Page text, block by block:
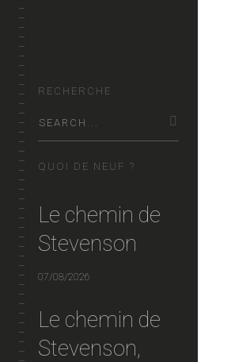
RECHERCHE
QUOI DE NEUF ?
Le chemin de
Stevenson
07/08/2026
Le chemin de
Stevenson,